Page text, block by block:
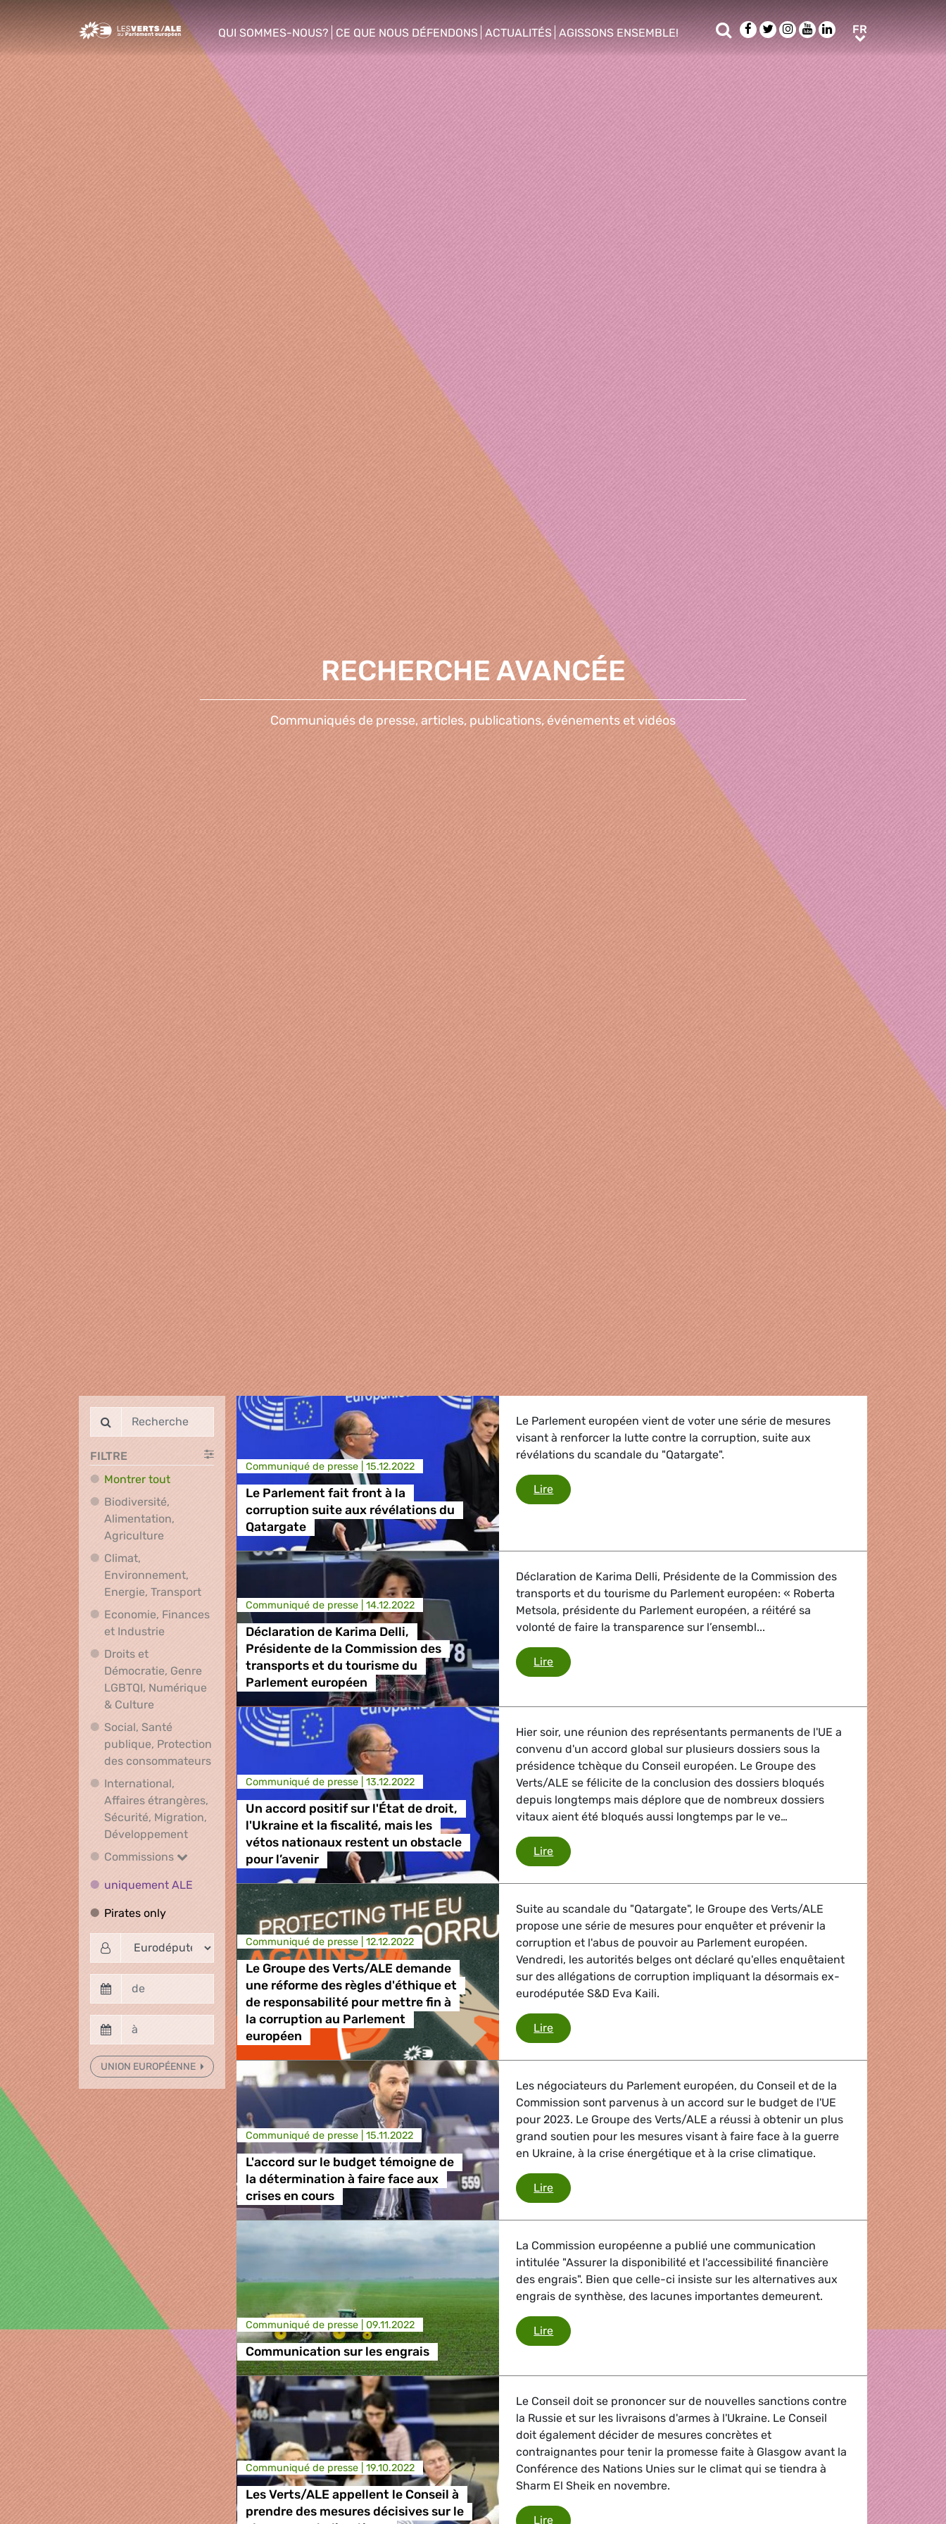
Greens/EFA Home
QUI SOMMES-NOUS?
show/hide sub menu
CE QUE NOUS DÉFENDONS
show/hide sub menu
ACTUALITÉS
show/hide sub menu
AGISSONS ENSEMBLE!
show/hide sub menu
Rechercher
Facebook
TwitterInstagram
YoutubeLinkedIn
FR FR
RECHERCHE AVANCÉE
Communiqués de presse, articles, publications, événements et vidéos
FILTRE
Montrer tout
Biodiversité,
Alimentation,
AgricultureBiodiversité, Alimentation, Agriculture
Climat,
Environnement,
Energie, TransportClimat, Environnement, Energie, Transport
Economie, Finances
et IndustrieEconomie, Finances et Industrie
Droits et
Démocratie, Genre
LGBTQI, Numérique
& Culture Droits et Démocratie, Genre LGBTQI, Numérique & Culture
Social, Santé
publique, Protection
des consommateursSocial, Santé publique, Protection des consommateurs
International,
Affaires étrangères,
Sécurité, Migration,
DéveloppementInternational, Affaires étrangères, Sécurité, Migration, Développement
Commissions
Commissions
uniquement ALE uniquement ALE
Pirates onlyPirates only
UNION EUROPÉENNE
Communiqué de presse | 15.12.2022
Le Parlement fait front à la
corruption suite aux révélations du
Qatargate
Le Parlement européen vient de voter une série de mesures
visant à renforcer la lutte contre la corruption, suite aux
révélations du scandale du "Qatargate".
LireLe Parlement fait front à la corruption suite aux révélations du Qatargate
Communiqué de presse | 14.12.2022
Déclaration de Karima Delli,
Présidente de la Commission des
transports et du tourisme du
Parlement européen
Déclaration de Karima Delli, Présidente de la Commission des
transports et du tourisme du Parlement européen: « Roberta
Metsola, présidente du Parlement européen, a réitéré sa
volonté de faire la transparence sur l’ensembl...
LireDéclaration de Karima Delli, Présidente de la Commission des transports
Communiqué de presse | 13.12.2022
Un accord positif sur l'État de droit,
l'Ukraine et la fiscalité, mais les
vétos nationaux restent un obstacle
pour l’avenir
Hier soir, une réunion des représentants permanents de l'UE a
convenu d'un accord global sur plusieurs dossiers sous la
présidence tchèque du Conseil européen. Le Groupe des
Verts/ALE se félicite de la conclusion des dossiers bloqués
depuis longtemps mais déplore que de nombreux dossiers
vitaux aient été bloqués aussi longtemps par le ve…
LireUn accord positif sur l'État de droit, l'Ukraine et la fiscalité, mais les vétos
Communiqué de presse | 12.12.2022
Le Groupe des Verts/ALE demande
une réforme des règles d'éthique et
de responsabilité pour mettre fin à
la corruption au Parlement
européen
Suite au scandale du "Qatargate", le Groupe des Verts/ALE
propose une série de mesures pour enquêter et prévenir la
corruption et l'abus de pouvoir au Parlement européen.
Vendredi, les autorités belges ont déclaré qu'elles enquêtaient
sur des allégations de corruption impliquant la désormais ex-
eurodéputée S&D Eva Kaili.
LireLe Groupe des Verts/ALE demande une réforme des règles d'éthique et
Communiqué de presse | 15.11.2022
L'accord sur le budget témoigne de
la détermination à faire face aux
crises en cours
Les négociateurs du Parlement européen, du Conseil et de la
Commission sont parvenus à un accord sur le budget de l'UE
pour 2023. Le Groupe des Verts/ALE a réussi à obtenir un plus
grand soutien pour les mesures visant à faire face à la guerre
en Ukraine, à la crise énergétique et à la crise climatique.
LireL'accord sur le budget témoigne de la détermination à faire face aux
Communiqué de presse | 09.11.2022
Communication sur les engrais
La Commission européenne a publié une communication
intitulée "Assurer la disponibilité et l'accessibilité financière
des engrais". Bien que celle-ci insiste sur les alternatives aux
engrais de synthèse, des lacunes importantes demeurent.
LireCommunication sur les engrais
Communiqué de presse | 19.10.2022
Les Verts/ALE appellent le Conseil à
prendre des mesures décisives sur le
Le Conseil doit se prononcer sur de nouvelles sanctions contre
la Russie et sur les livraisons d'armes à l'Ukraine. Le Conseil
doit également décider de mesures concrètes et
contraignantes pour tenir la promesse faite à Glasgow avant la
Conférence des Nations Unies sur le climat qui se tiendra à
Sharm El Sheik en novembre.
LireLes Verts/ALE appellent le Conseil à prendre des mesures décisives sur